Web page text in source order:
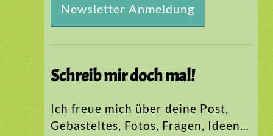
Newsletter Anmeldung
Schreib mir doch mal!
Ich freue mich über deine Post,
Gebasteltes, Fotos, Fragen, Ideen…